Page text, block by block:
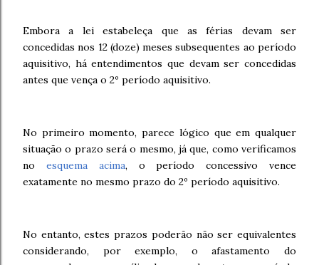
Embora a lei estabeleça que as férias devam ser
concedidas nos 12 (doze) meses subsequentes ao período
aquisitivo, há entendimentos que devam ser concedidas
antes que vença o 2º período aquisitivo.
No primeiro momento, parece lógico que em qualquer
situação o prazo será o mesmo, já que, como verificamos
no esquema acima, o período concessivo vence
exatamente no mesmo prazo do 2º período aquisitivo.
No entanto, estes prazos poderão não ser equivalentes
considerando, por exemplo, o afastamento do